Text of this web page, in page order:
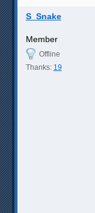
S_Snake
Member
Offline
Thanks: 19